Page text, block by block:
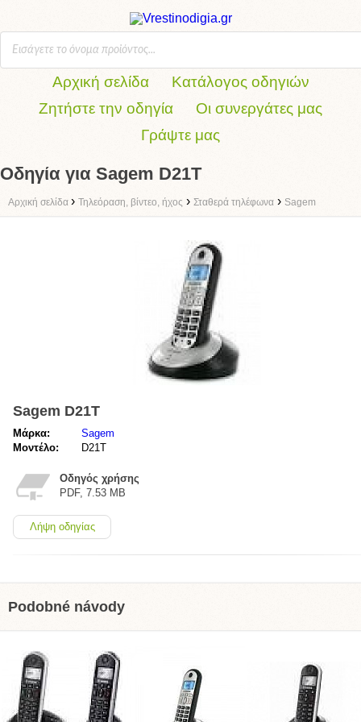
Αρχική σελίδα
Κατάλογος οδηγιών
Ζητήστε την οδηγία
Οι συνεργάτες μας
Γράψτε μας
Οδηγία για Sagem D21T
Αρχική σελίδα › Τηλεόραση, βίντεο, ήχος › Σταθερά τηλέφωνα › Sagem
Sagem D21T
Μάρκα:
Sagem
Μοντέλο:
D21T
Οδηγός χρήσης
PDF, 7.53 MB
Λήψη οδηγίας
Podobné návody